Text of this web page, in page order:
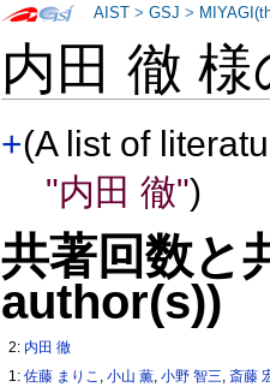
内田 徹
+(A list of
"内田 徹")
共著回数と
author(s))
2: 内田 徹
1:佐藤 まりこ ,小山 薫,小野 智三,斎藤
AIST >GSJ >